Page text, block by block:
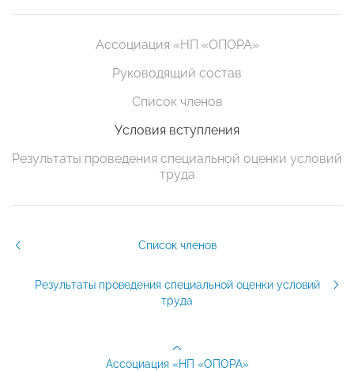
Ассоциация «НП «ОПОРА»
Руководящий состав
Список членов
Условия вступления
Результаты проведения специальной оценки условий
труда
Список членов
Результаты проведения специальной оценки условий
труда
Ассоциация «НП «ОПОРА»